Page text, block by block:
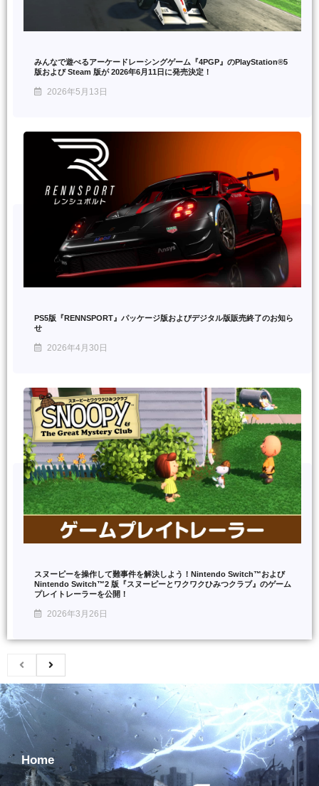
みんなで遊べるアーケードレーシングゲーム『4PGP』のPlayStation®5
版および Steam 版が 2026年6月11日に発売決定！
2026年5月13日
PS5版『RENNSPORT』パッケージ版およびデジタル版販売終了のお知ら
せ
2026年4月30日
スヌーピーを操作して難事件を解決しよう！Nintendo Switch™および
Nintendo Switch™2 版『スヌーピーとワクワクひみつクラブ』のゲーム
プレイトレーラーを公開！
2026年3月26日
Home